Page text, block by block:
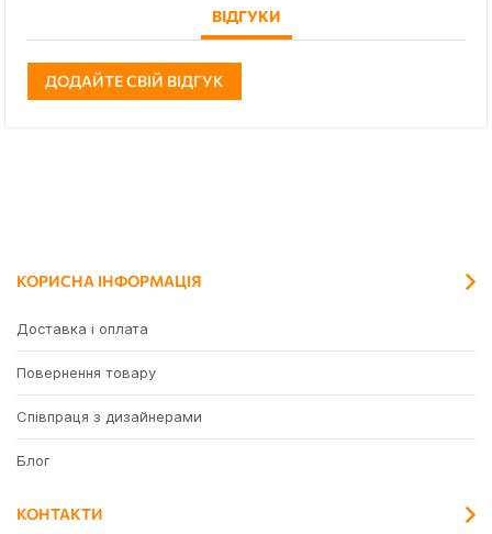
ВІДГУКИ
ДОДАЙТЕ СВІЙ ВІДГУК
КОРИСНА ІНФОРМАЦІЯ
Доставка і оплата
Повернення товару
Співпраця з дизайнерами
Блог
КОНТАКТИ